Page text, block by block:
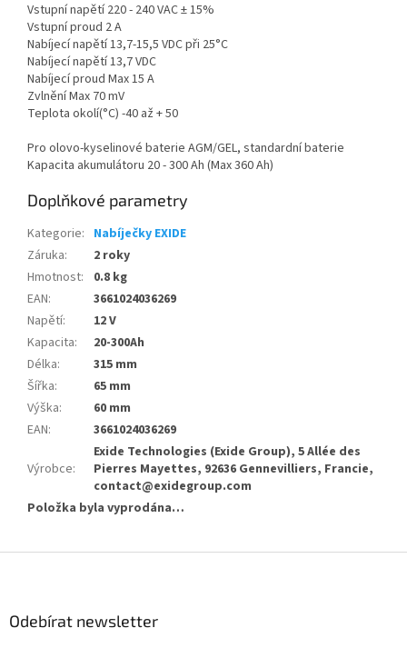
Vstupní napětí 220 - 240 VAC ± 15%
Vstupní proud 2 A
Nabíjecí napětí 13,7-15,5 VDC při 25°C
Nabíjecí napětí 13,7 VDC
Nabíjecí proud Max 15 A
Zvlnění Max 70 mV
Teplota okolí(°C) -40 až + 50
Pro olovo-kyselinové baterie AGM/GEL, standardní baterie
Kapacita akumulátoru 20 - 300 Ah (Max 360 Ah)
Doplňkové parametry
Kategorie: Nabíječky EXIDE
Záruka:
2 roky
Hmotnost:
0.8 kg
EAN:
3661024036269
Napětí:
12 V
Kapacita:
20-300Ah
Délka:
315 mm
Šířka:
65 mm
Výška:
60 mm
EAN: 3661024036269
Výrobce:
Exide Technologies (Exide Group), 5 Allée des
Pierres Mayettes, 92636 Gennevilliers, Francie,
contact@exidegroup.com
Položka byla vyprodána…
Odebírat newsletter